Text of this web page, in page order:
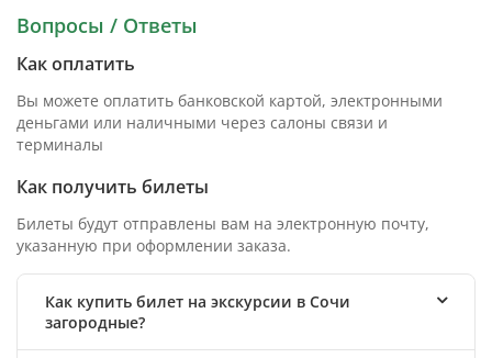
Вопросы / Ответы
Как оплатить
Вы можете оплатить банковской картой, электронными
деньгами или наличными через салоны связи и
терминалы
Как получить билеты
Билеты будут отправлены вам на электронную почту,
указанную при оформлении заказа.
Как купить билет на экскурсии в Сочи
загородные?